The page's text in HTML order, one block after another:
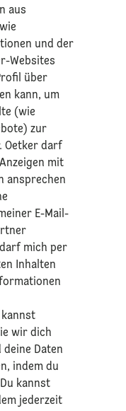
aus
und der
Websites
über
kann, um
(wie
zur
Oetker darf
mit
ansprechen
E-Mail-
mich per
Inhalten
kannst
wir dich
Daten
indem du
kannst
jederzeit